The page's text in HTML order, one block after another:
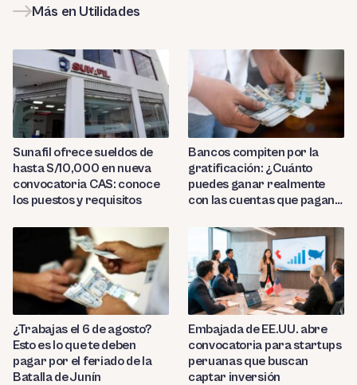
Más en Utilidades
Sunafil ofrece sueldos de
hasta S/10,000 en nueva
convocatoria CAS: conoce
los puestos y requisitos
Bancos compiten por la
gratificación: ¿Cuánto
puedes ganar realmente
con las cuentas que pagan
¿Trabajas el 6 de agosto?
Esto es lo que te deben
pagar por el feriado de la
Batalla de Junín
Embajada de EE.UU. abre
convocatoria para startups
peruanas que buscan
captar inversión